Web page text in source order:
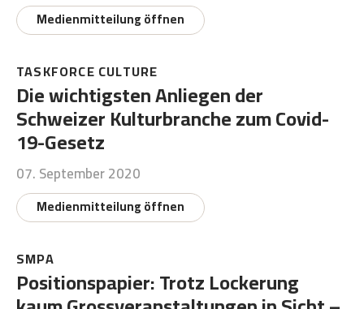
Medienmitteilung öffnen
TASKFORCE CULTURE
Die wichtigsten Anliegen der
Schweizer Kulturbranche zum Covid-
19-Gesetz
07. September 2020
Medienmitteilung öffnen
SMPA
Positionspapier: Trotz Lockerung